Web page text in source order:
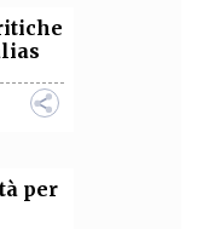
per